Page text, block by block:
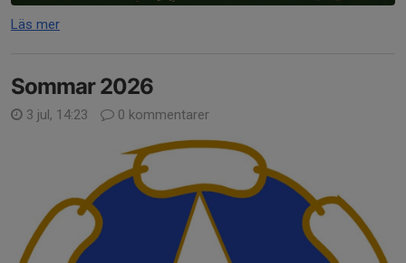
Läs mer
Sommar 2026
3 jul, 14:23 0 kommentarer